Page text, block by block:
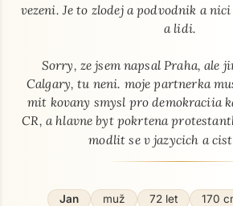
vezeni. Je to zlodej a podvodnik a
a lidi.
Sorry, ze jsem napsal Praha, ale
Calgary, tu neni. moje partnerka
mit kovany smysl pro demokraciia
CR, a hlavne byt pokrtena
modlit se v jazycich a
Jan muž 72 let 170